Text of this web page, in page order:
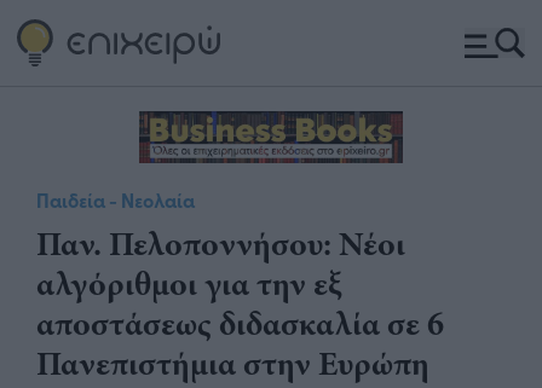
Παιδεία - Νεολαία
Παν. Πελοποννήσου: Νέοι
αλγόριθμοι για την εξ
αποστάσεως διδασκαλία σε 6
Πανεπιστήμια στην Ευρώπη